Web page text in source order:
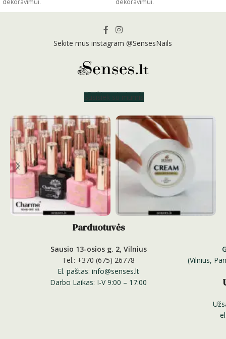
dekoravimui.
dekoravimui.
Sekite mus instagram @SensesNails
Reikia patarimo?
Susisiek su mumis
Parduotuvės
Sausio 13-osios g. 2, Vilnius
Tel.: +370 (675) 26778
El. paštas: info@senses.lt
Darbo Laikas: I-V 9:00 – 17:00
(Vilnius,